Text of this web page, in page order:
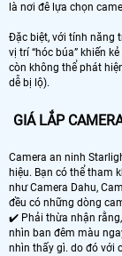
là nơi đê lựa chọn
Đặc biệt, với tính năng
vị trí “hóc búa” khiến
còn không thể phát
dễ bị lộ).
GIÁ LẮP
Camera an ninh
hiệu. Bạn có thể tham
như Camera Dahu,
đều có những dòng
✔️ Phải thừa nhận
nhìn ban đêm màu
nhìn thấy gì. do đó với